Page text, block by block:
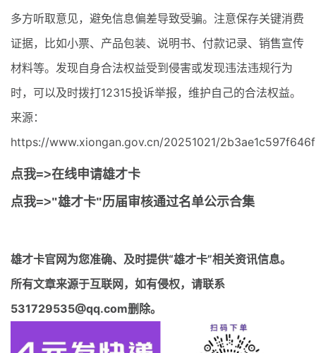
多方听取意见，避免信息偏差导致受骗。注意保存关键消费
证据，比如小票、产品包装、说明书、付款记录、销售宣传
材料等。发现自身合法权益受到侵害或发现违法违规行为
时，可以及时拨打12315投诉举报，维护自己的合法权益。
来源：
https://www.xiongan.gov.cn/20251021/
点我=>在线申请雄才卡
点我=>"雄才卡"历届审核通过名单公示合集
雄才卡官网为您准确、及时提供“雄才卡”相关资讯信息。
所有文章来源于互联网，如有侵权，请联系
531729535@qq.com删除。